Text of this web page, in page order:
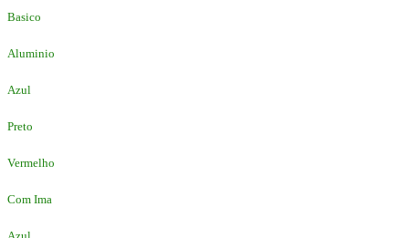
Basico
Aluminio
Azul
Preto
Vermelho
Com Ima